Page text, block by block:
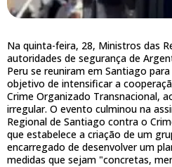
Na quinta-feira, 28, Ministros das
autoridades de segurança de
Peru se reuniram em Santiago
objetivo de intensificar a
Crime Organizado Transnacional,
irregular. O evento culminou na
Regional de Santiago contra o
que estabelece a criação de um
encarregado de desenvolver um
medidas que sejam "concretas,